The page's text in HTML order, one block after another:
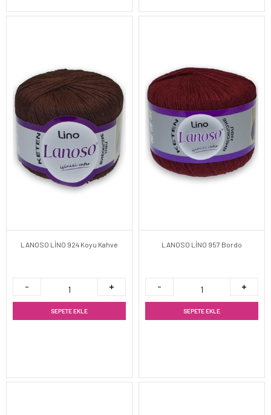
LANOSO LİNO 924 Koyu Kahve
SEPETE EKLE
LANOSO LİNO 957 Bordo
SEPETE EKLE